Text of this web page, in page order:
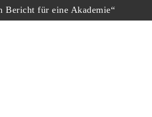
für eine Akademie“